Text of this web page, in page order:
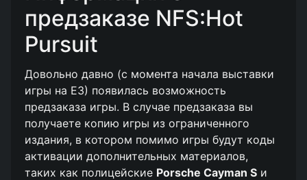
предзаказе NFS:Hot
Pursuit
Довольно давно (с момента начала выставки
игры на Е3) появилась возможность
предзаказа игры. В случае предзаказа вы
получаете копию игры из ограниченного
издания, в котором помимо игры будут коды
активации дополнительных материалов,
таких как полицейские Porsche Cayman S и